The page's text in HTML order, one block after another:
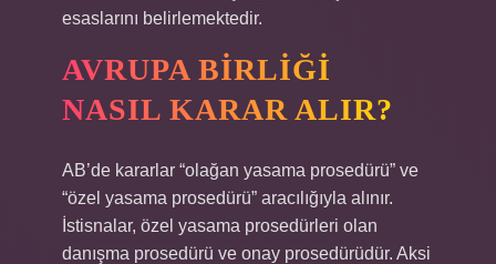
esaslarını belirlemektedir.
AVRUPA BIRLIĞI
NASIL KARAR ALIR?
AB’de kararlar “olağan yasama prosedürü” ve
“özel yasama prosedürü” aracılığıyla alınır.
İstisnalar, özel yasama prosedürleri olan
danışma prosedürü ve onay prosedürüdür. Aksi